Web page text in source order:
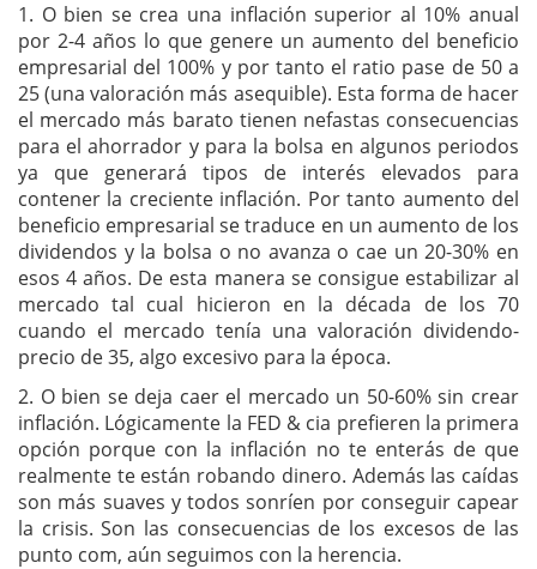
1. O bien se crea una inflación superior al 10% anual
por 2-4 años lo que genere un aumento del beneficio
empresarial del 100% y por tanto el ratio pase de 50 a
25 (una valoración más asequible). Esta forma de hacer
el mercado más barato tienen nefastas consecuencias
para el ahorrador y para la bolsa en algunos periodos
ya que generará tipos de interés elevados para
contener la creciente inflación. Por tanto aumento del
beneficio empresarial se traduce en un aumento de los
dividendos y la bolsa o no avanza o cae un 20-30% en
esos 4 años. De esta manera se consigue estabilizar al
mercado tal cual hicieron en la década de los 70
cuando el mercado tenía una valoración dividendo-
precio de 35, algo excesivo para la época.
2. O bien se deja caer el mercado un 50-60% sin crear
inflación. Lógicamente la FED & cia prefieren la primera
opción porque con la inflación no te enterás de que
realmente te están robando dinero. Además las caídas
son más suaves y todos sonríen por conseguir capear
la crisis. Son las consecuencias de los excesos de las
punto com, aún seguimos con la herencia.